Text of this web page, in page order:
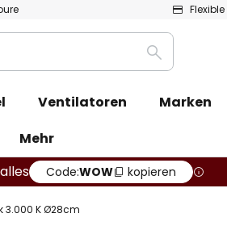
Suche
Ventilatoren Marken
Mehr
Code:WOW kopieren
3.000 K Ø28cm